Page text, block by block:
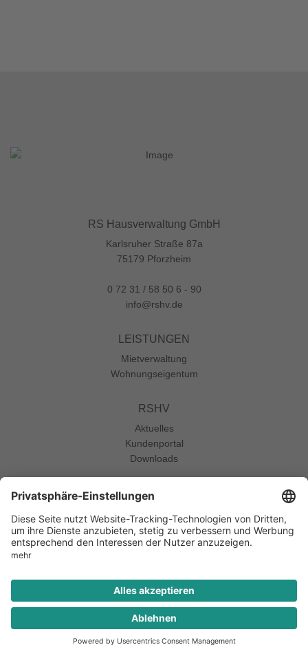
RS Hausverwaltung GmbH
Karlsruher Straße 87a
75179 Pforzheim
0 72 31 / 58 50 6 - 90
info@rshv.de
LEISTUNGEN
Mietverwaltung
Wohnungs­eigentum
RSHV
Aktuelles
Kundenportal
Downloads
zur Webseite
Impressum
Datenschutz
© 2026 RS Hausverwaltung GmbH
Designed byx-mediapoint